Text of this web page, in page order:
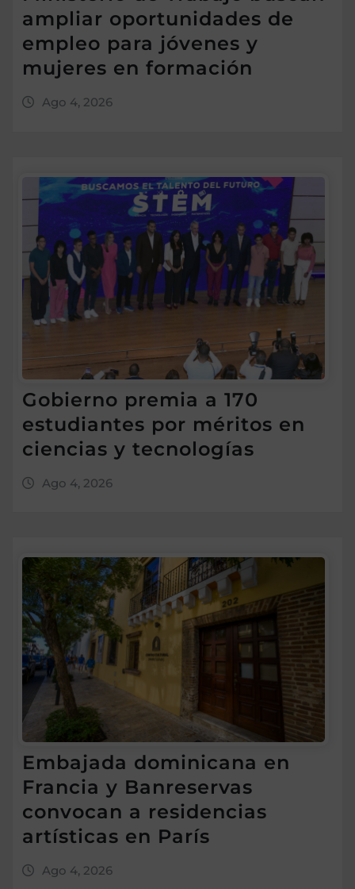
ampliar oportunidades de
empleo para jóvenes y
mujeres en formación
Ago 4, 2026
Gobierno premia a 170
estudiantes por méritos en
ciencias y tecnologías
Ago 4, 2026
Embajada dominicana en
Francia y Banreservas
convocan a residencias
artísticas en París
Ago 4, 2026